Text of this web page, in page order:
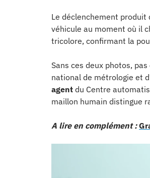
Le déclenchement produit
véhicule au moment où il
tricolore, confirmant la
Sans ces deux photos,
national de métrologie et
agent du Centre
maillon humain distingue
A lire en complément :